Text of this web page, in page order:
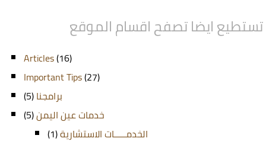
تستطيع ايضا تصفح اقسام الموقع
Articles(16)
Important Tips(27)
برامجنا(5)
خدمات عين اليمن(5)
الخدمـــــات الاستشارية(1)